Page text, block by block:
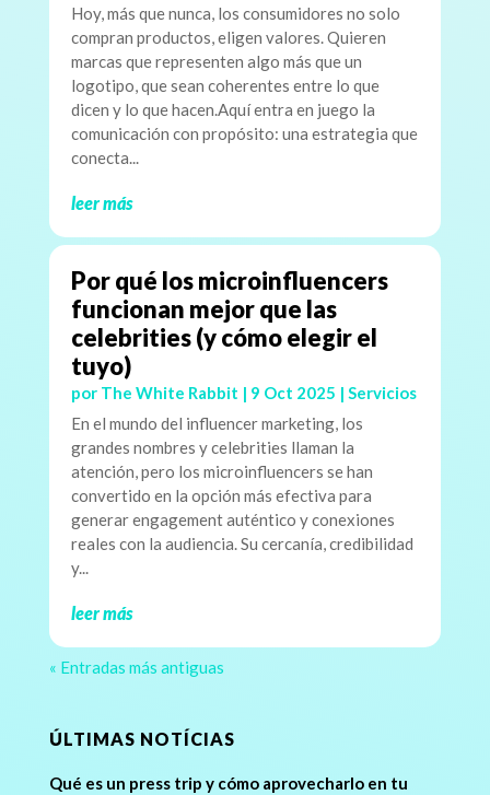
Hoy, más que nunca, los consumidores no solo
compran productos, eligen valores. Quieren
marcas que representen algo más que un
logotipo, que sean coherentes entre lo que
dicen y lo que hacen.Aquí entra en juego la
comunicación con propósito: una estrategia que
conecta...
leer más
Por qué los microinfluencers
funcionan mejor que las
celebrities (y cómo elegir el
tuyo)
por The White Rabbit | 9 Oct 2025 | Servicios
En el mundo del influencer marketing, los
grandes nombres y celebrities llaman la
atención, pero los microinfluencers se han
convertido en la opción más efectiva para
generar engagement auténtico y conexiones
reales con la audiencia. Su cercanía, credibilidad
y...
leer más
« Entradas más antiguas
ÚLTIMAS NOTÍCIAS
Qué es un press trip y cómo aprovecharlo en tu